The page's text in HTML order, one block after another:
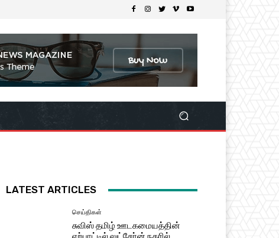
LATEST ARTICLES
செய்திகள்
சுவிஸ் தமிழ் ஊடகமையத்தின்